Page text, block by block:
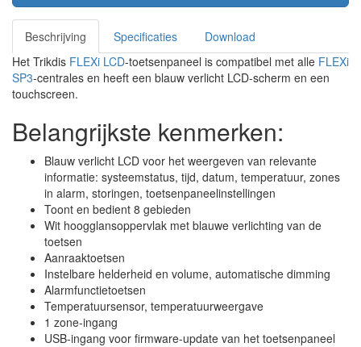
Beschrijving Specificaties
Download
Het Trikdis FLEXi LCD-toetsenpaneel is compatibel met alle FLEXi
SP3-centrales en heeft een blauw verlicht LCD-scherm en een
touchscreen.
Belangrijkste kenmerken:
Blauw verlicht LCD voor het weergeven van relevante
informatie: systeemstatus, tijd, datum, temperatuur, zones
in alarm, storingen, toetsenpaneelinstellingen
Toont en bedient 8 gebieden
Wit hoogglansoppervlak met blauwe verlichting van de
toetsen
Aanraaktoetsen
Instelbare helderheid en volume, automatische dimming
Alarmfunctietoetsen
Temperatuursensor, temperatuurweergave
1 zone-ingang
USB-ingang voor firmware-update van het toetsenpaneel